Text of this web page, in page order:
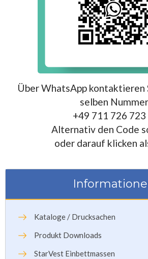
Über WhatsApp kontaktieren
selben Nummer
+49 711 726 723
Alternativ den Code
oder darauf klicken
Kataloge / Drucksachen
Produkt Downloads
StarVest Einbettmassen